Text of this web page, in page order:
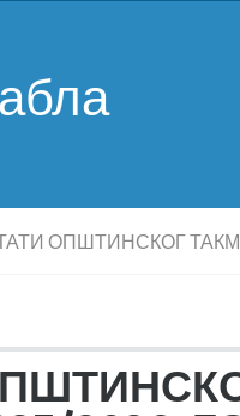
ОПШТИНСКОГ